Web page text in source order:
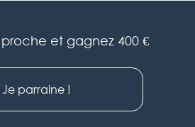
et gagnez 400 €
Je parraine !